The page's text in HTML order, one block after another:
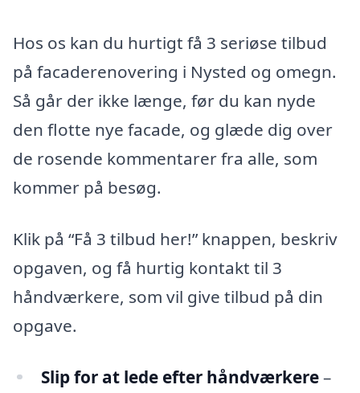
Hos os kan du hurtigt få 3 seriøse tilbud
på facaderenovering i Nysted og omegn.
Så går der ikke længe, før du kan nyde
den flotte nye facade, og glæde dig over
de rosende kommentarer fra alle, som
kommer på besøg.
Klik på “Få 3 tilbud her!” knappen, beskriv
opgaven, og få hurtig kontakt til 3
håndværkere, som vil give tilbud på din
opgave.
Slip for at lede efter håndværkere–